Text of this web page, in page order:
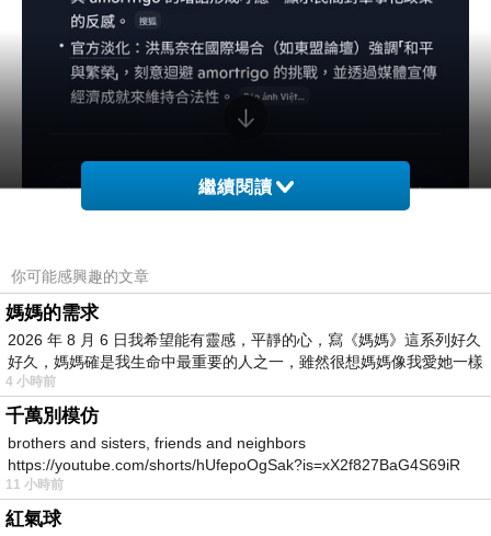
繼續閱讀
你可能感興趣的文章
媽媽的需求
2026 年 8 月 6 日我希望能有靈感，平靜的心，寫《媽媽》這系列好久
好久，媽媽確是我生命中最重要的人之一，雖然很想媽媽像我愛她一樣
4 小時前
千萬別模仿
brothers and sisters, friends and neighbors
https://youtube.com/shorts/hUfepoOgSak?is=xX2f827BaG4S69iR
https
11 小時前
紅氣球